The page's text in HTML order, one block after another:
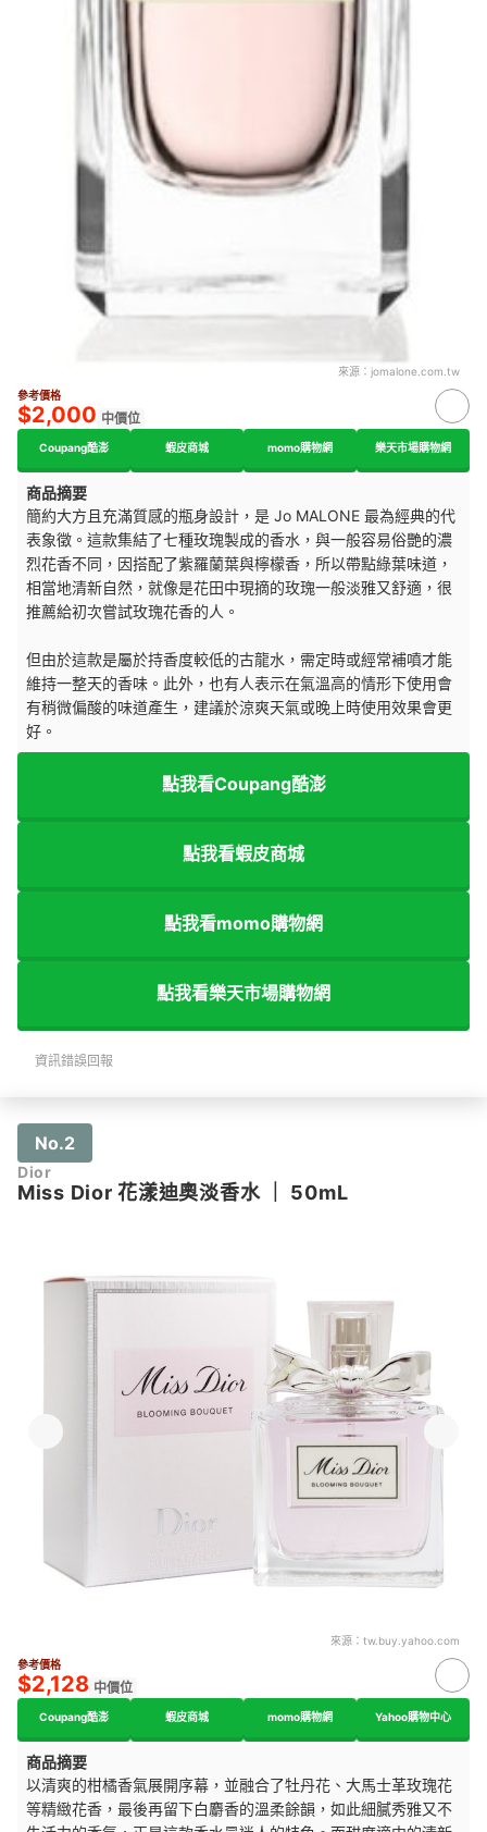
來源： jomalone.com.tw
參考價格
$2,000 中價位
Coupang酷澎 蝦皮商城 momo購物網 樂天市場購物網
商品摘要
簡約大方且充滿質感的瓶身設計，是 Jo MALONE 最為經典的代
表象徵。這款集結了七種玫瑰製成的香水，與一般容易俗艷的濃
烈花香不同，因搭配了紫羅蘭葉與檸檬香，所以帶點綠葉味道，
相當地清新自然，就像是花田中現摘的玫瑰一般淡雅又舒適，很
推薦給初次嘗試玫瑰花香的人。
但由於這款是屬於持香度較低的古龍水，需定時或經常補噴才能
維持一整天的香味。此外，也有人表示在氣溫高的情形下使用會
有稍微偏酸的味道產生，建議於涼爽天氣或晚上時使用效果會更
好。
點我看Coupang酷澎
點我看蝦皮商城
點我看momo購物網
點我看樂天市場購物網
資訊錯誤回報
No.2
Dior
Miss Dior 花漾迪奧淡香水｜ 50mL
來源： tw.buy.yahoo.com
參考價格
$2,128 中價位
Coupang酷澎 蝦皮商城 momo購物網 Yahoo購物中心
商品摘要
以清爽的柑橘香氣展開序幕，並融合了牡丹花、大馬士革玫瑰花
等精緻花香，最後再留下白麝香的溫柔餘韻，如此細膩秀雅又不